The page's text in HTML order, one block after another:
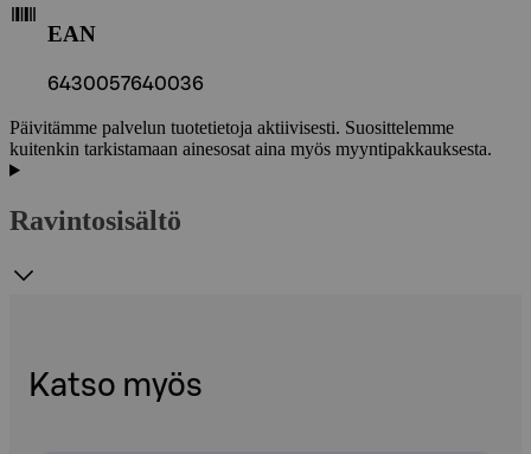
EAN
6430057640036
Päivitämme palvelun tuotetietoja aktiivisesti. Suosittelemme
kuitenkin tarkistamaan ainesosat aina myös myyntipakkauksesta.
Ravintosisältö
Katso myös